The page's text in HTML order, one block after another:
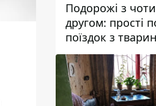
Подорожі з
другом: прості
поїздок з